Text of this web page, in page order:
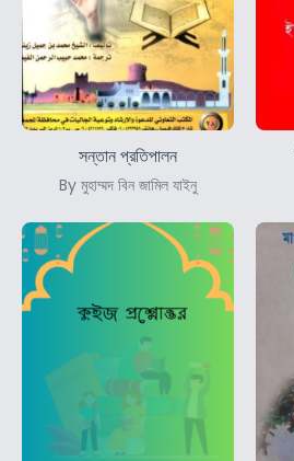
সন্তান প্রতিপালন
By মুহাম্মদ বিন জামিল যাইনু